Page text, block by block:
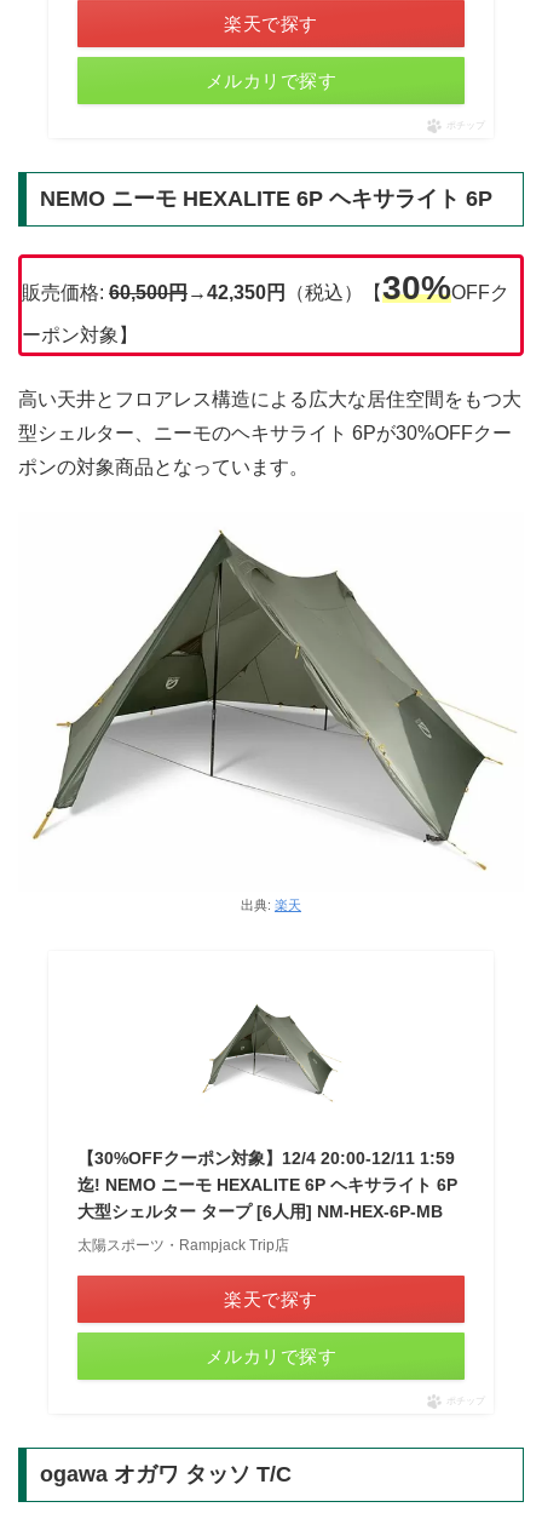
楽天で探す
メルカリで探す
ポチップ
NEMO ニーモ HEXALITE 6P ヘキサライト 6P
販売価格: 60,500円→42,350円 （税込）【30%OFFク
ーポン対象】
高い天井とフロアレス構造による広大な居住空間をもつ大
型シェルター、ニーモのヘキサライト 6Pが30%OFFクー
ポンの対象商品となっています。
出典: 楽天
【30%OFFクーポン対象】12/4 20:00-12/11 1:59
迄! NEMO ニーモ HEXALITE 6P ヘキサライト 6P
大型シェルター タープ [6人用] NM-HEX-6P-MB
太陽スポーツ・Rampjack Trip店
楽天で探す
メルカリで探す
ポチップ
ogawa オガワ タッソ T/C